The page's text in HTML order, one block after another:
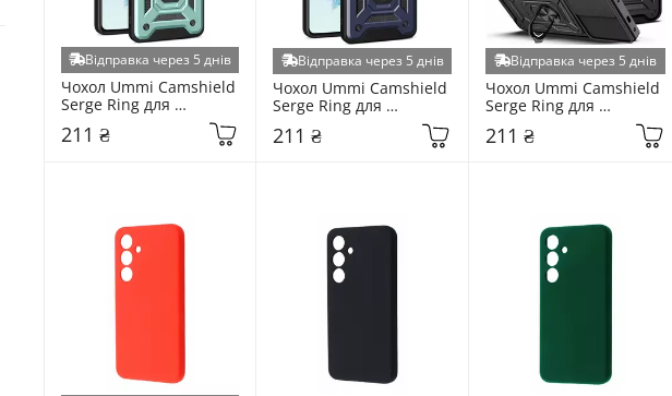
Відправка через 5 днів
Чохол Ummi Camshield
Serge Ring для
Samsung Galaxy S931
S25 Green (6938105274)
211 ₴
Відправка через 5 днів
Чохол Ummi Camshield
Serge Ring для
Samsung Galaxy S931
S25 Navy (6983217405)
211 ₴
Відправка через 5 днів
Чохол Ummi Camshield
Serge Ring для
Samsung Galaxy S931
S25 Black (6983417025)
211 ₴